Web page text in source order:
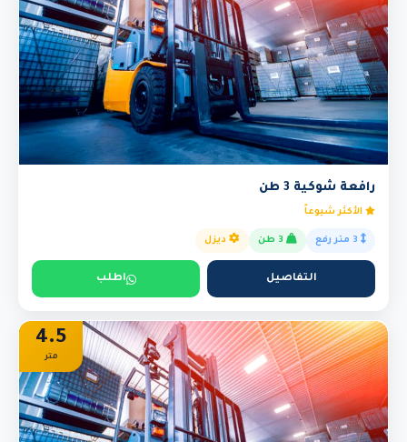
رافعة شوكية 3 طن
الأكثر شيوعاً
ديزل
التفاصيل اطلب
4.5
متر